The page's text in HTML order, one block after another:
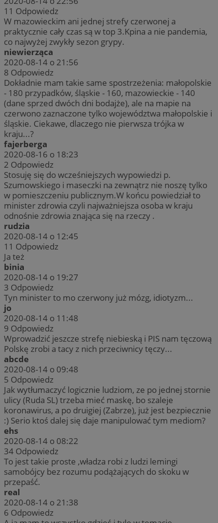
11 Odpowiedz
W mazowieckim ani jednej strefy czerwonej a
praktycznie cały czas są w top 3.Kpina a nie pandemia,
co najwyżej zwykły sezon grypy.
niewierząca
2020-08-14 o 21:56
8 Odpowiedz
Dokładnie mam takie same spostrzeżenia: małopolskie
- 180 przypadków, śląskie - 160, mazowieckie - 140
(dane sprzed dwóch dni bodajże), ale na mapie na
czerwono zaznaczone tylko województwa małopolskie i
śląskie. Ciekawe, dlaczego nie pierwsza trójka w
kraju...?
fajerberga
2020-08-16 o 18:23
2 Odpowiedz
Stosuję się do wcześniejszych wypowiedzi p.
Szumowskiego i maseczki na zewnątrz nie noszę tylko
w pomieszczeniu publicznym.W końcu powiedział to
minister zdrowia czyli najważniejsza osoba w kraju
odnośnie zdrowia znająca się na rzeczy .
rudzia
2020-08-14 o 12:45
11 Odpowiedz
Ja też
binia
2020-08-14 o 19:27
3 Odpowiedz
Tyn minister to mo czerwony już mózg, idiotyzm...
jo
2020-08-14 o 11:48
9 Odpowiedz
Wprowadzić jeszcze strefę niebieską i PIS nam tęczową
Polskę zrobi a tacy z nich przeciwnicy tęczy...
abcde
2020-08-14 o 09:48
5 Odpowiedz
Jak wytłumaczyć logicznie ludziom, ze po jednej stornie
ulicy (Ruda SL) trzeba mieć maskę, bo szaleje
koronawirus, a po druigiej (Zabrze), już jest bezpiecznie
:) Serio ktoś dalej się daje manipulować tym mediom?
ehs
2020-08-14 o 08:22
34 Odpowiedz
To jest takie proste ,władza robi z ludzi lemingi
samobójcy bez rozumu podążających do skoku w
przepaść.
real
2020-08-14 o 21:38
6 Odpowiedz